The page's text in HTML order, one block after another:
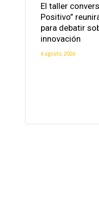
El taller
Positivo”
para debatir
innovación
6 agosto, 2026